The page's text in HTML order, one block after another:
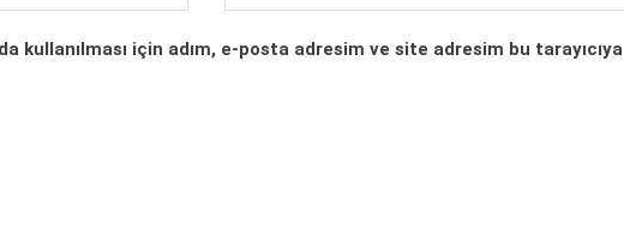
kullanılması için adım, e-posta adresim ve site adresim bu tarayıcıya